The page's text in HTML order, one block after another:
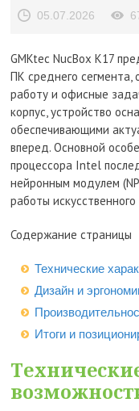
05.07.2026
GMKtec NucBox K17
ПК среднего
работу и офисные
корпус, устройство
обеспечивающими
вперед. Основной
процессора Intel
нейронным модулем
работы
Содержание страницы
Технические
Дизайн и
Итоги и